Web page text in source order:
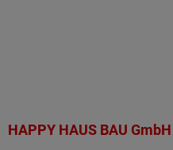
HAPPY HAUS BAU GmbH